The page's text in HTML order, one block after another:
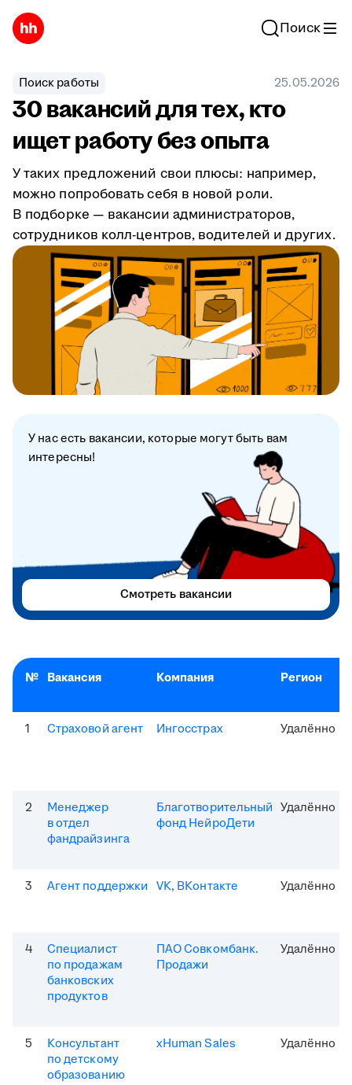
Поиск
Поиск работы 25.05.2026
30 вакансий для тех, кто
ищет работу без опыта
У таких предложений свои плюсы: например,
можно попробовать себя в новой роли.
В подборке — вакансии администраторов,
сотрудников колл-центров, водителей и других.
№ Вакансия Компания Регион
1 Страховой агент Ингосстрах Удалённо
2
Менеджер
в отдел
фандрайзинга
Благотворительный
фонд НейроДети
Удалённо
3 Агент поддержки VK, ВКонтакте Удалённо
4
Специалист
по продажам
банковских
продуктов
ПАО Совкомбанк.
Продажи
Удалённо
5
Консультант
по детскому
образованию
xHuman Sales Удалённо
У нас есть вакансии, которые могут быть вам
интересны!
Смотреть вакансии